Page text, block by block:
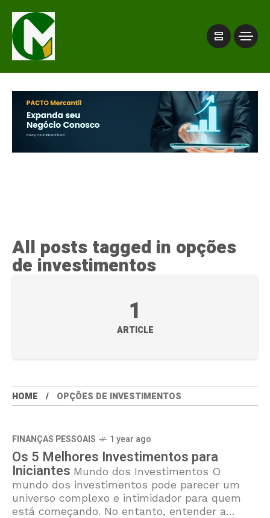
All posts tagged in opções
de investimentos
1
ARTICLE
HOME OPÇÕES DE INVESTIMENTOS
FINANÇAS PESSOAIS 1 year ago
Os 5 Melhores Investimentos para
Iniciantes Mundo dos Investimentos O
mundo dos investimentos pode parecer um
universo complexo e intimidador para quem
está começando. No entanto, entender a